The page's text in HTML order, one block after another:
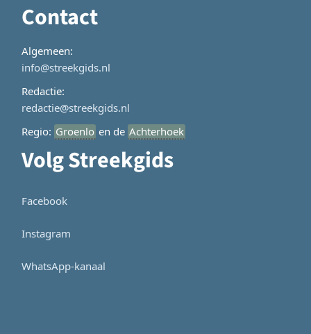
Contact
Algemeen:
info@streekgids.nl
Redactie:
redactie@streekgids.nl
Regio: Groenlo en de Achterhoek
Volg Streekgids
Facebook
Instagram
WhatsApp-kanaal